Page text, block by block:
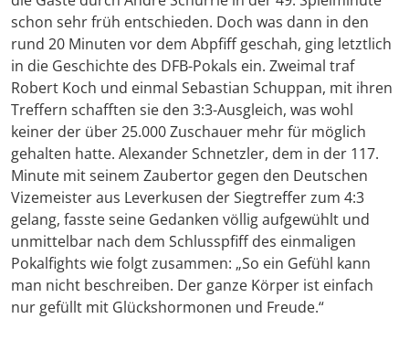
schon sehr früh entschieden. Doch was dann in den
rund 20 Minuten vor dem Abpfiff geschah, ging letztlich
in die Geschichte des DFB-Pokals ein. Zweimal traf
Robert Koch und einmal Sebastian Schuppan, mit ihren
Treffern schafften sie den 3:3-Ausgleich, was wohl
keiner der über 25.000 Zuschauer mehr für möglich
gehalten hatte. Alexander Schnetzler, dem in der 117.
Minute mit seinem Zaubertor gegen den Deutschen
Vizemeister aus Leverkusen der Siegtreffer zum 4:3
gelang, fasste seine Gedanken völlig aufgewühlt und
unmittelbar nach dem Schlusspfiff des einmaligen
Pokalfights wie folgt zusammen: „So ein Gefühl kann
man nicht beschreiben. Der ganze Körper ist einfach
nur gefüllt mit Glückshormonen und Freude.“